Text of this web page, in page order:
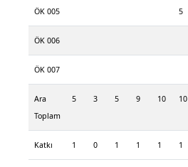
ÖK 005 5
ÖK 006
ÖK 007
Ara
Toplam
5 3 5 9 10 10
Katkı 1 0 1 1 1 1